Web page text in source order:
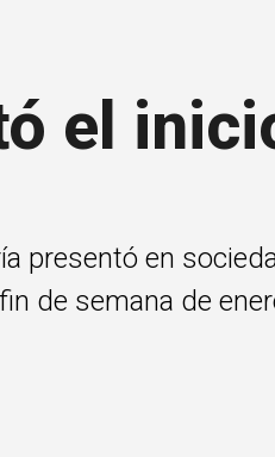
el
presentó en
de semana de